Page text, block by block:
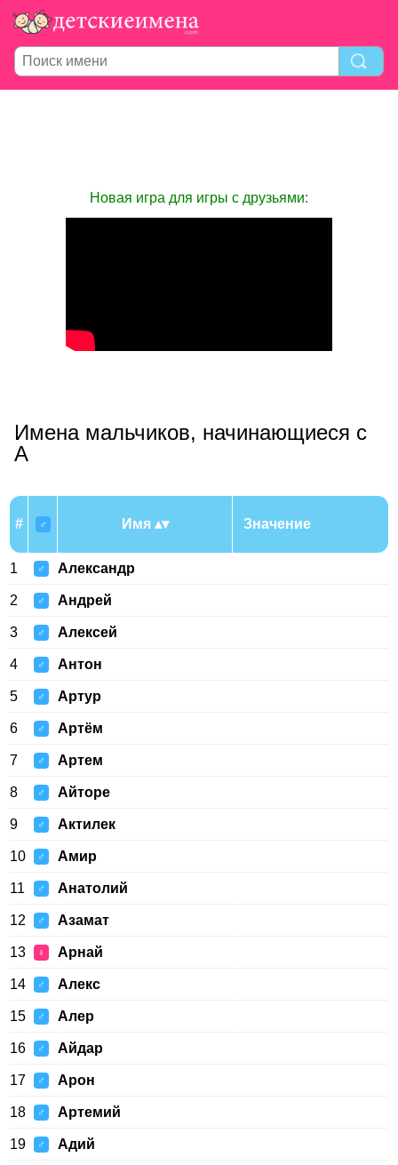
Новая игра для игры с друзьями:
Имена мальчиков, начинающиеся с
А
# ♂ Имя Значение
1 ♂ Александр
2 ♂ Андрей
3 ♂ Алексей
4 ♂ Антон
5 ♂ Артур
6 ♂ Артём
7 ♂ Артем
8 ♂ Айторе
9 ♂ Актилек
10 ♂ Амир
11 ♂ Анатолий
12 ♂ Азамат
13 ♀ Арнай
14 ♂ Алекс
15 ♂ Алер
16 ♂ Айдар
17 ♂ Арон
18 ♂ Артемий
19 ♂ Адий